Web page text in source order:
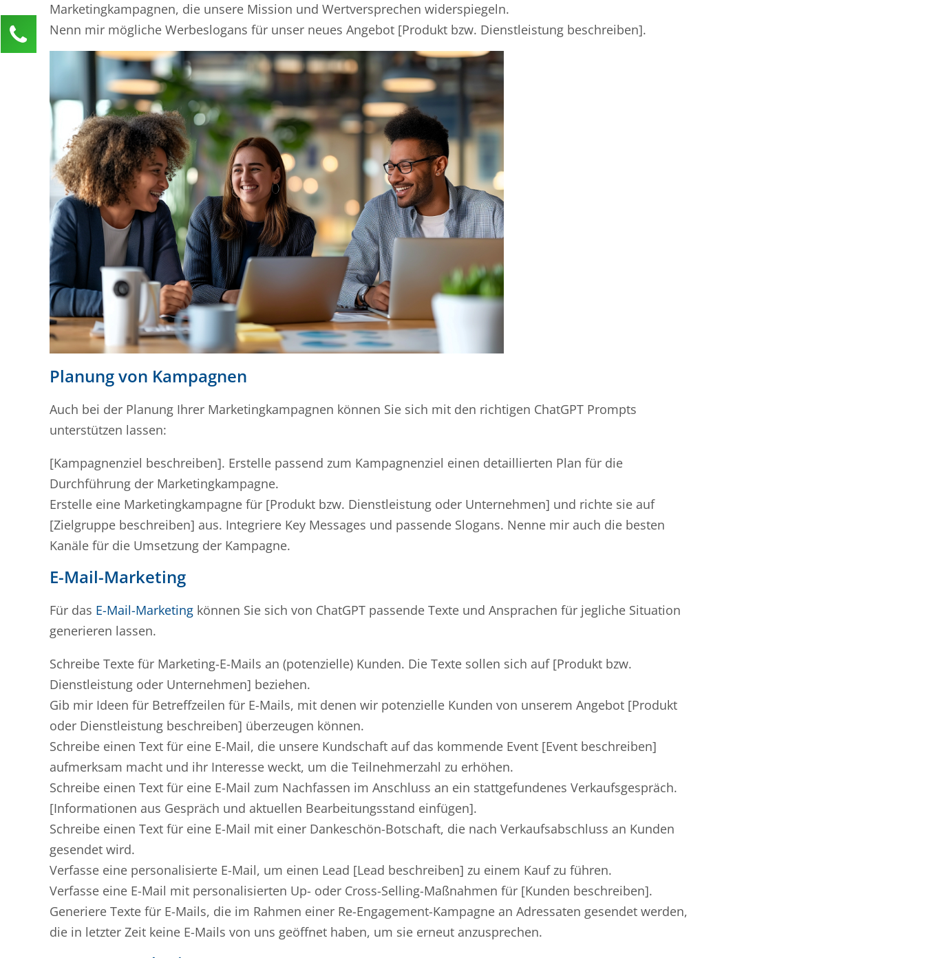
Marketingkampagnen, die unsere Mission und Wertversprechen widerspiegeln.
Nenn mir mögliche Werbeslogans für unser neues Angebot [Produkt bzw. Dienstleistung beschreiben].
Planung von Kampagnen
Auch bei der Planung Ihrer Marketingkampagnen können Sie sich mit den richtigen ChatGPT Prompts
unterstützen lassen:
[Kampagnenziel beschreiben]. Erstelle passend zum Kampagnenziel einen detaillierten Plan für die
Durchführung der Marketingkampagne.
Erstelle eine Marketingkampagne für [Produkt bzw. Dienstleistung oder Unternehmen] und richte sie auf
[Zielgruppe beschreiben] aus. Integriere Key Messages und passende Slogans. Nenne mir auch die besten
Kanäle für die Umsetzung der Kampagne.
E-Mail-Marketing
Für das E-Mail-Marketing können Sie sich von ChatGPT passende Texte und Ansprachen für jegliche Situation
generieren lassen.
Schreibe Texte für Marketing-E-Mails an (potenzielle) Kunden. Die Texte sollen sich auf [Produkt bzw.
Dienstleistung oder Unternehmen] beziehen.
Gib mir Ideen für Betreffzeilen für E-Mails, mit denen wir potenzielle Kunden von unserem Angebot [Produkt
oder Dienstleistung beschreiben] überzeugen können.
Schreibe einen Text für eine E-Mail, die unsere Kundschaft auf das kommende Event [Event beschreiben]
aufmerksam macht und ihr Interesse weckt, um die Teilnehmerzahl zu erhöhen.
Schreibe einen Text für eine E-Mail zum Nachfassen im Anschluss an ein stattgefundenes Verkaufsgespräch.
[Informationen aus Gespräch und aktuellen Bearbeitungsstand einfügen].
Schreibe einen Text für eine E-Mail mit einer Dankeschön-Botschaft, die nach Verkaufsabschluss an Kunden
gesendet wird.
Verfasse eine personalisierte E-Mail, um einen Lead [Lead beschreiben] zu einem Kauf zu führen.
Verfasse eine E-Mail mit personalisierten Up- oder Cross-Selling-Maßnahmen für [Kunden beschreiben].
Generiere Texte für E-Mails, die im Rahmen einer Re-Engagement-Kampagne an Adressaten gesendet werden,
die in letzter Zeit keine E-Mails von uns geöffnet haben, um sie erneut anzusprechen.
Kontaktieren Sie uns!
Anja Klusner
Kundenservice
0211 946 285 72-65
anja.klusner@mind-force.de
Ihre Anfrage